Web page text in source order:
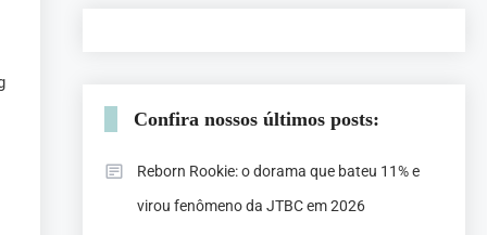
Confira nossos últimos posts:
Reborn Rookie: o dorama que bateu 11% e
virou fenômeno da JTBC em 2026